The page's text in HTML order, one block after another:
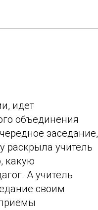
идет
объединения
заседание,
раскрыла учитель
какую
А учитель
своим